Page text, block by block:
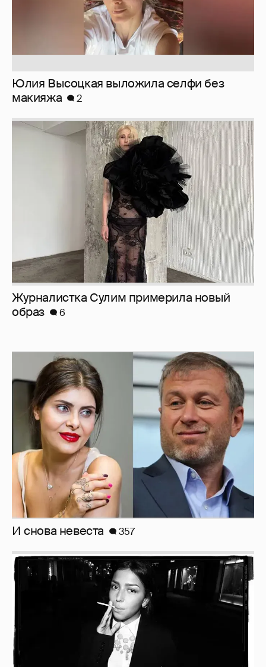
Юлия Высоцкая выложила селфи без
макияжа
2
Журналистка Сулим примерила новый
образ
6
И снова невеста 357